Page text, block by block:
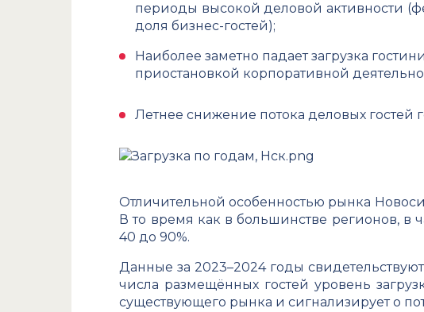
периоды высокой деловой активности
доля бизнес-гостей);
Наиболее заметно падает загрузка
приостановкой корпоративной
Летнее снижение потока деловых гостей
Отличительной особенностью рынка
В то время как в большинстве регионов, в
40 до 90%.
Данные за 2023–2024 годы
числа размещённых гостей уровень
существующего рынка и сигнализирует о